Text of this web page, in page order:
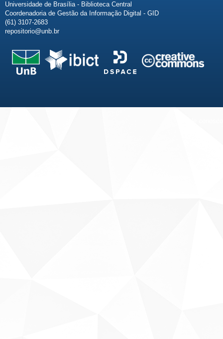
Universidade de Brasília - Biblioteca Central
Coordenadoria de Gestão da Informação Digital - GID
(61) 3107-2683
repositorio@unb.br